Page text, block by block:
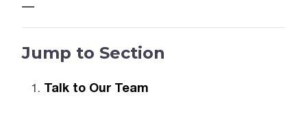
—
Jump to Section
Talk to Our Team